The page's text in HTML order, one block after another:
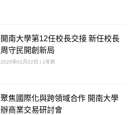
開南大學第12任校長交接 新任校長
周守民開創新局
2025年01月22日 | 1年前
聚焦國際化與跨領域合作 開南大學
辦商業交易研討會